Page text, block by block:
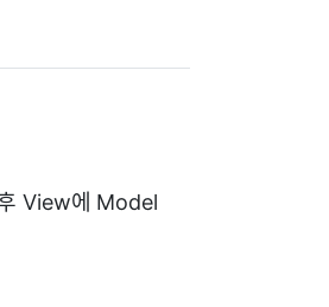
View에 Model